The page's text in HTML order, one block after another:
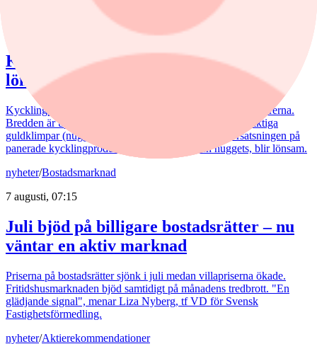
Aktieanalys
Kommentar: Kan nuggets bli lika
lönsamma som kycklingfilé?
Kycklingproducenten Scandi Standard håller hög fart i affärerna.
Bredden är uppfriskande och flera av affärerna kan bli riktiga
guldklimpar (nuggets). Fast då vill det till att just storsatsningen på
panerade kycklingprodukter, av typen chicken nuggets, blir lönsam.
nyheter/Bostadsmarknad
7 augusti, 07:15
Juli bjöd på billigare bostadsrätter – nu
väntar en aktiv marknad
Priserna på bostadsrätter sjönk i juli medan villapriserna ökade.
Fritidshusmarknaden bjöd samtidigt på månadens tredbrott. "En
glädjande signal", menar Liza Nyberg, tf VD för Svensk
Fastighetsförmedling.
nyheter/Aktierekommendationer